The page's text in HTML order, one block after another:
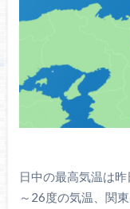
日中の最高気温は
～26度の気温、関